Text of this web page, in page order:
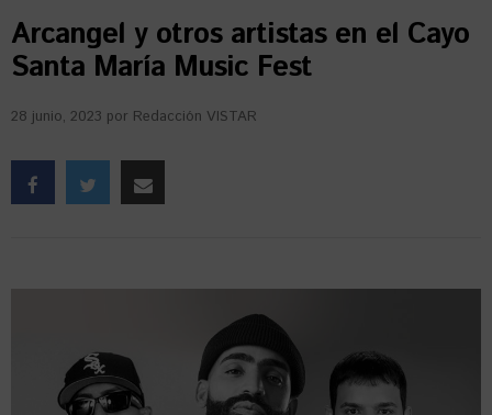
Arcangel y otros artistas en el Cayo
Santa María Music Fest
28 junio, 2023 por Redacción VISTAR